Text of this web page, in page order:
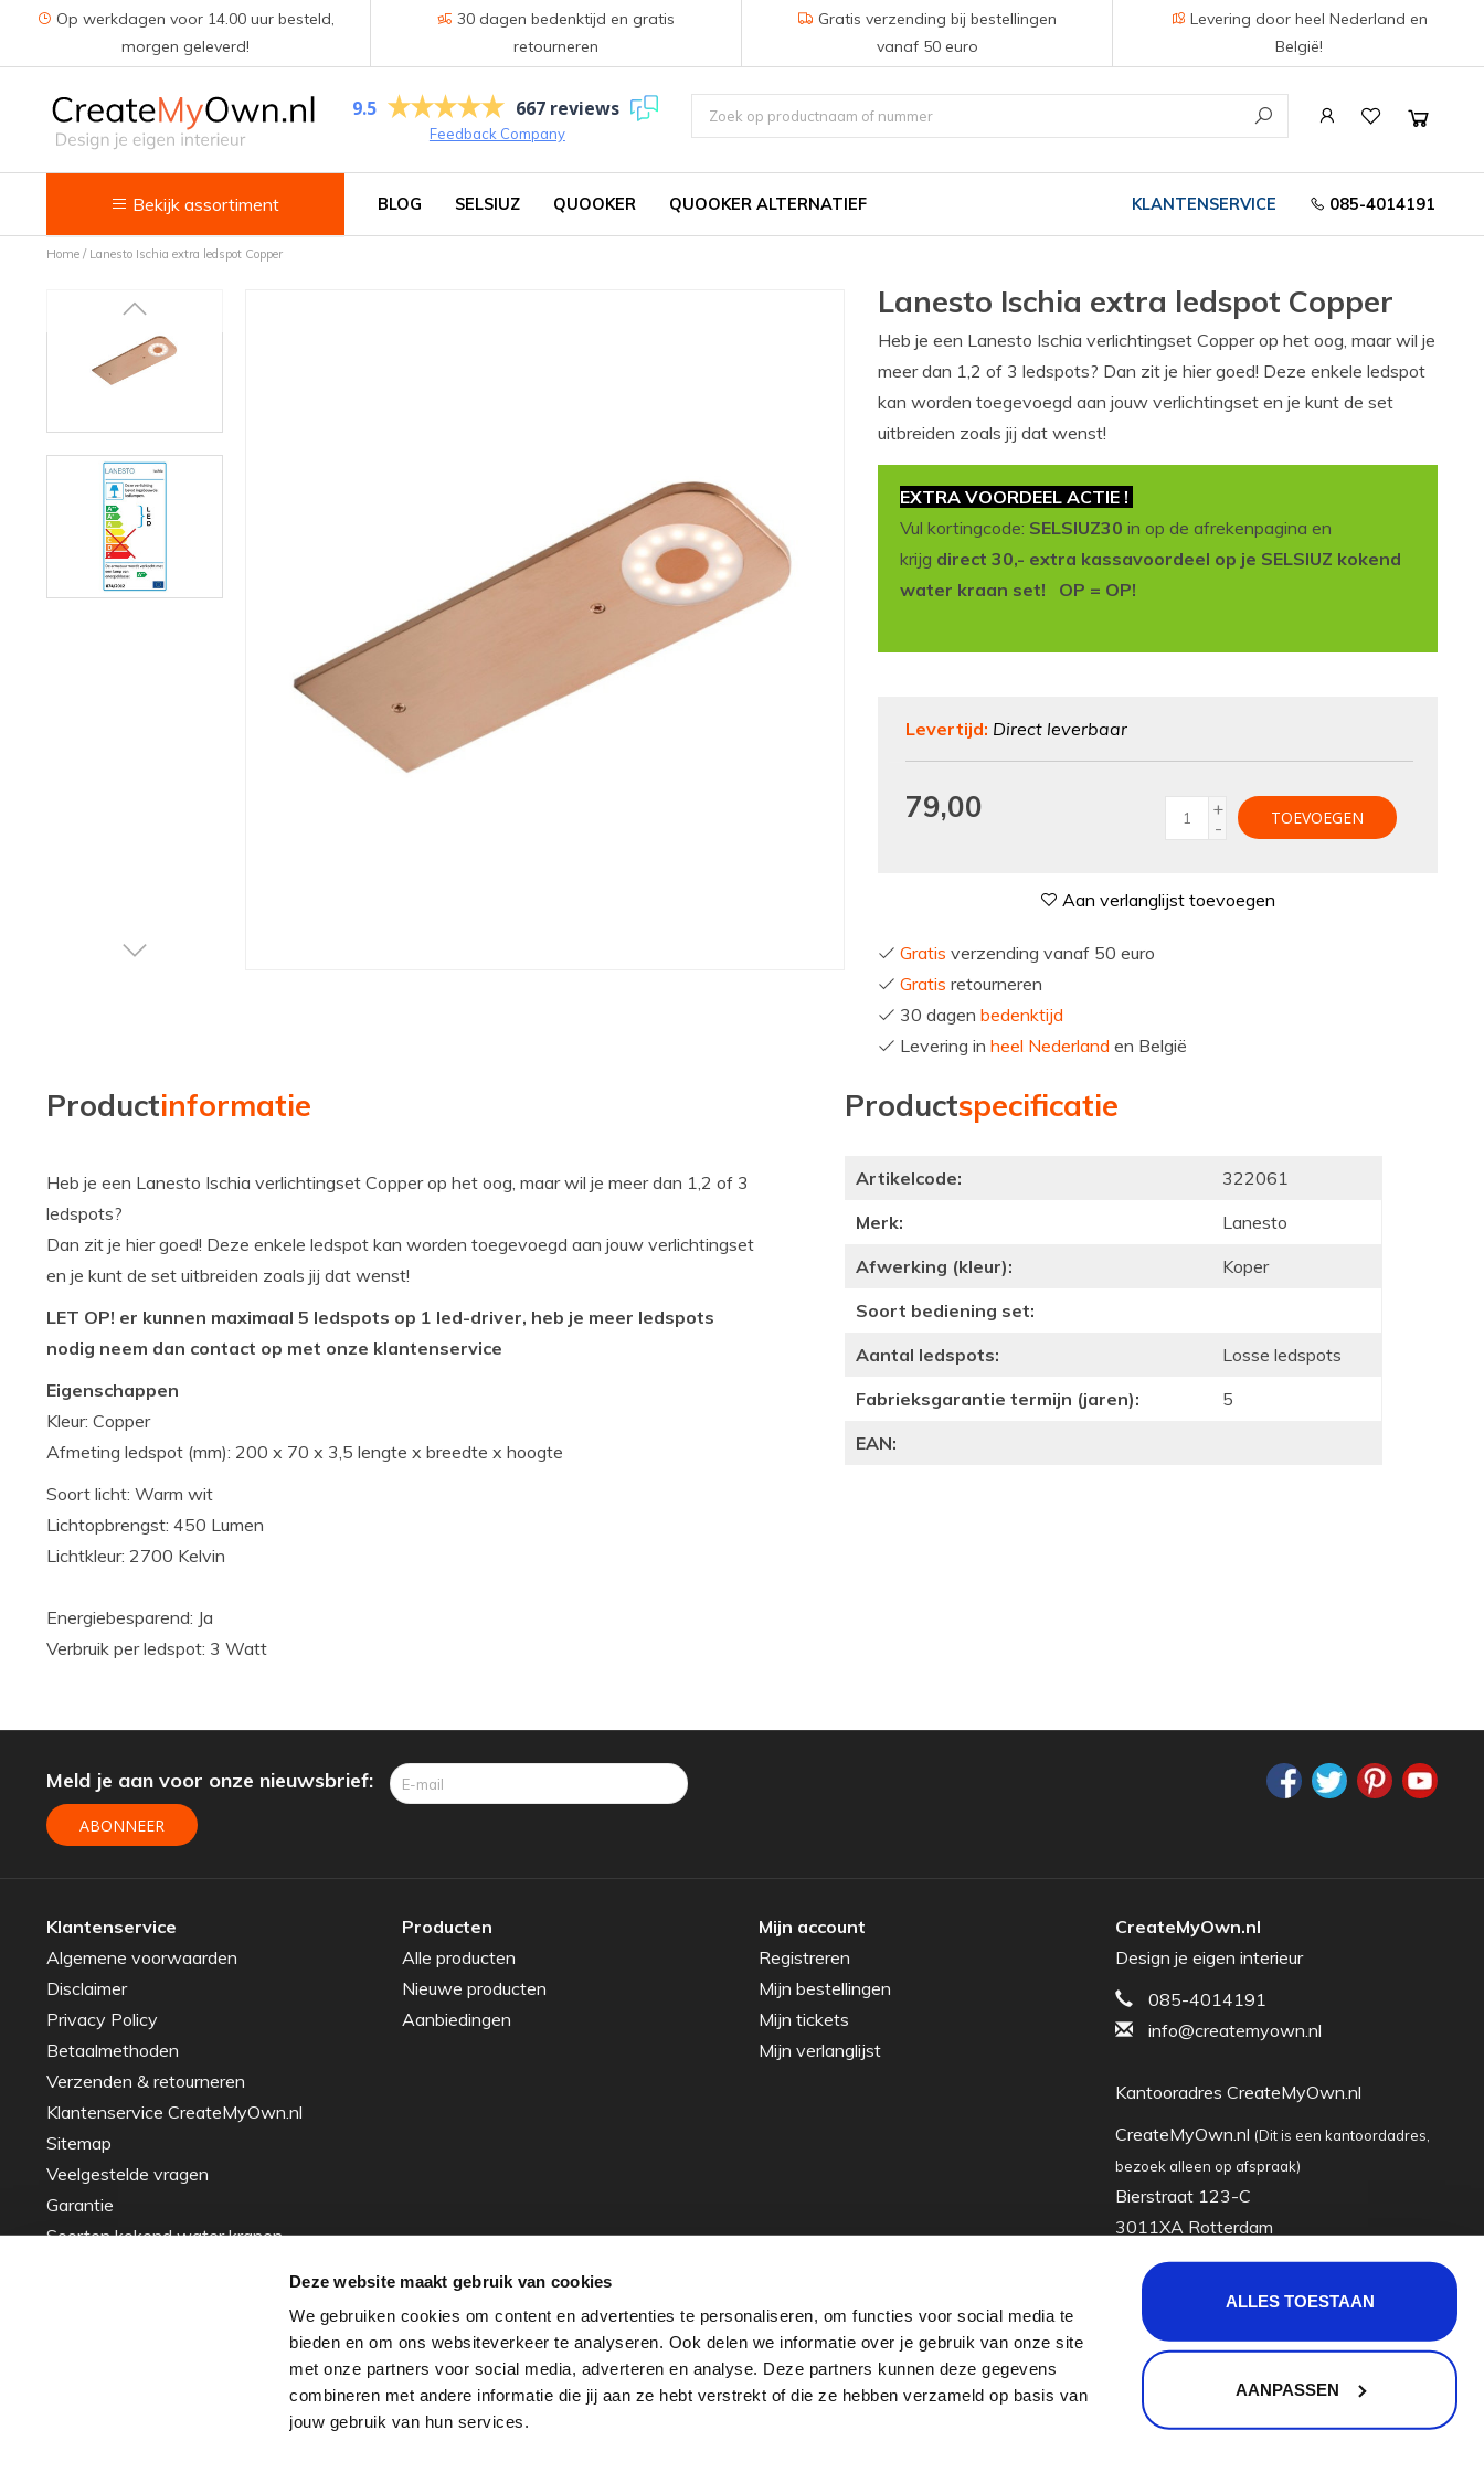
Deze website maakt gebruik van cookies
We gebruiken cookies om content en advertenties te personaliseren, om functies voor social media te
bieden en om ons websiteverkeer te analyseren. Ook delen we informatie over je gebruik van onze site
met onze partners voor social media, adverteren en analyse. Deze partners kunnen deze gegevens
combineren met andere informatie die jij aan ze hebt verstrekt of die ze hebben verzameld op basis van
jouw gebruik van hun services.
ALLES TOESTAAN
AANPASSEN
Op werkdagen voor 14.00 uur besteld,
morgen geleverd!
30 dagen bedenktijd en gratis
retourneren
Gratis verzending bij bestellingen
vanaf 50 euro
Levering door heel Nederland en
België!
9.5 667 reviews
Feedback Company
Bekijk assortiment
Keuken
Kokend water kranen
Keukenkranen
Voedselrestenvermalers
Afvalemmers
Verlichting
BLOG SELSIUZ QUOOKER QUOOKER ALTERNATIEF 085-4014191
KLANTENSERVICE
Home/ Lanesto Ischia extra ledspot Copper
Lanesto Ischia extra ledspot Copper
Heb je een Lanesto Ischia verlichtingset Copper op het oog, maar wil je
meer dan 1,2 of 3 ledspots? Dan zit je hier goed! Deze enkele ledspot
kan worden toegevoegd aan jouw verlichtingset en je kunt de set
uitbreiden zoals jij dat wenst!
EXTRA VOORDEEL ACTIE !
Vul kortingcode: SELSIUZ30 in op de afrekenpagina en
krijg direct 30,- extra kassavoordeel op je SELSIUZ kokend
water kraan set! OP = OP!
Levertijd: Direct leverbaar
79,00
+
-
TOEVOEGEN
Aan verlanglijst toevoegen
Gratis verzending vanaf 50 euro
Gratis retourneren
30 dagen bedenktijd
Levering in heel Nederland en België
Productinformatie
Heb je een Lanesto Ischia verlichtingset Copper op het oog, maar wil je meer dan 1,2 of 3
ledspots?
Dan zit je hier goed! Deze enkele ledspot kan worden toegevoegd aan jouw verlichtingset
en je kunt de set uitbreiden zoals jij dat wenst!
LET OP! er kunnen maximaal 5 ledspots op 1 led-driver, heb je meer ledspots
nodig neem dan contact op met onze klantenservice
Eigenschappen
Kleur: Copper
Afmeting ledspot (mm): 200 x 70 x 3,5 lengte x breedte x hoogte
Soort licht: Warm wit
Lichtopbrengst: 450 Lumen
Lichtkleur: 2700 Kelvin
Energiebesparend: Ja
Verbruik per ledspot: 3 Watt
Productspecificatie
Artikelcode:
322061
Merk:
Lanesto
Afwerking (kleur):
Koper
Soort bediening set:
Aantal ledspots:
Losse ledspots
Fabrieksgarantie termijn (jaren):
5
EAN:
Meld je aan voor onze nieuwsbrief:
ABONNEER
Klantenservice
Algemene voorwaarden
Disclaimer
Privacy Policy
Betaalmethoden
Verzenden & retourneren
Klantenservice CreateMyOwn.nl
Sitemap
Veelgestelde vragen
Garantie
Soorten kokend water kranen
Producten
Alle producten
Nieuwe producten
Aanbiedingen
Mijn account
Registreren
Mijn bestellingen
Mijn tickets
Mijn verlanglijst
CreateMyOwn.nl
Design je eigen interieur
085-4014191
info@createmyown.nl
Kantooradres CreateMyOwn.nl
CreateMyOwn.nl (Dit is een kantoordadres,
bezoek alleen op afspraak)
Bierstraat 123-C
3011XA Rotterdam
Nederland
KVK: 63035928
Btw-nummer: nl855065722b01